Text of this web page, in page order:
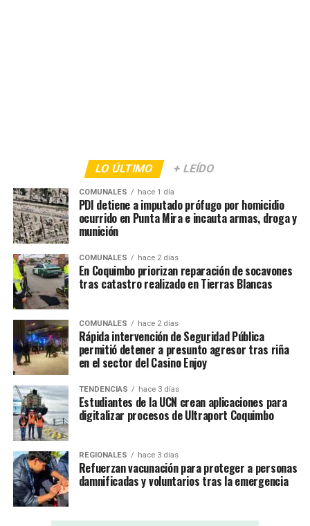
LO ÚLTIMO + LEÍDO
COMUNALES hace 1 día
PDI detiene a imputado prófugo por homicidio
ocurrido en Punta Mira e incauta armas, droga y
munición
COMUNALES hace 2 días
En Coquimbo priorizan reparación de socavones
tras catastro realizado en Tierras Blancas
COMUNALES hace 2 días
Rápida intervención de Seguridad Pública
permitió detener a presunto agresor tras riña
en el sector del Casino Enjoy
TENDENCIAS hace 3 días
Estudiantes de la UCN crean aplicaciones para
digitalizar procesos de Ultraport Coquimbo
REGIONALES hace 3 días
Refuerzan vacunación para proteger a personas
damnificadas y voluntarios tras la emergencia